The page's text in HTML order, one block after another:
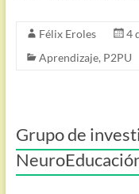
Félix Eroles
4
Aprendizaje, P2PU
Grupo de